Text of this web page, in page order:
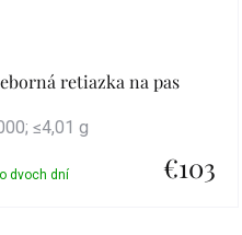
retiazka na pas
≤4,01 g
€103